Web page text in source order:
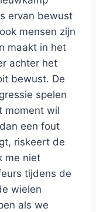
ervan bewust
mensen zijn
maakt in het
achter het
bewust. De
spelen
moment wil
een fout
riskeert de
me niet
tijdens de
wielen
als we